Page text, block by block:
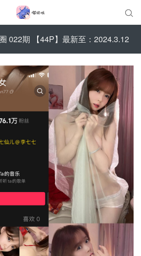

022期 【44P】最新至：2024.3.12